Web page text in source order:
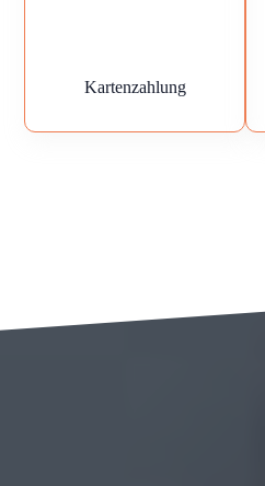
Kartenzahlung